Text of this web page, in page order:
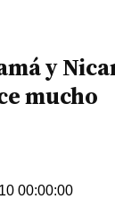
y
mucho
00:00:00